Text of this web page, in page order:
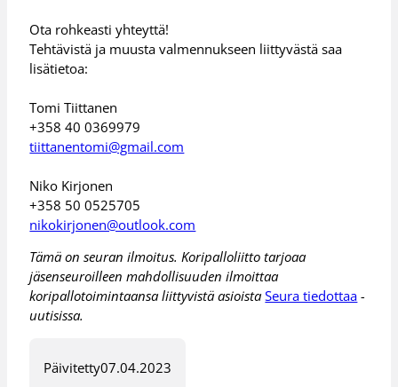
Ota rohkeasti yhteyttä!⁠
Tehtävistä ja muusta valmennukseen liittyvästä saa
lisätietoa:⁠
Tomi Tiittanen⁠
+358 40 0369979⁠
tiittanentomi@gmail.com
Niko Kirjonen⁠
+358 50 0525705⁠
nikokirjonen@outlook.com
Tämä on seuran ilmoitus. Koripalloliitto tarjoaa
jäsenseuroilleen mahdollisuuden ilmoittaa
koripallotoimintaansa liittyvistä asioistaSeura tiedottaa -
uutisissa.
Päivitetty07.04.2023